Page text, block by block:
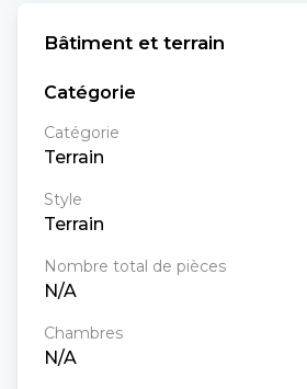
Bâtiment et terrain
Catégorie
Catégorie
Terrain
Style
Terrain
Nombre total de pièces
N/A
Chambres
N/A